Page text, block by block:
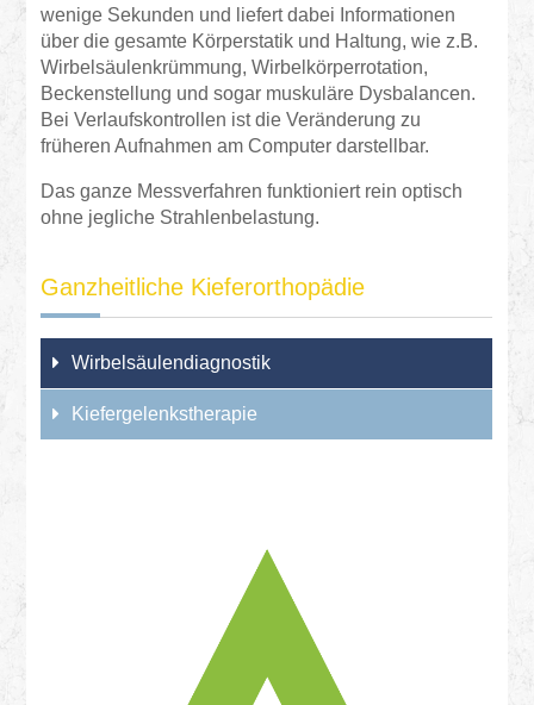
wenige Sekunden und liefert dabei Informationen
über die gesamte Körperstatik und Haltung, wie z.B.
Wirbelsäulenkrümmung, Wirbelkörperrotation,
Beckenstellung und sogar muskuläre Dysbalancen.
Bei Verlaufskontrollen ist die Veränderung zu
früheren Aufnahmen am Computer darstellbar.
Das ganze Messverfahren funktioniert rein optisch
ohne jegliche Strahlenbelastung.
Ganzheitliche Kieferorthopädie
Wirbelsäulendiagnostik
Kiefergelenkstherapie